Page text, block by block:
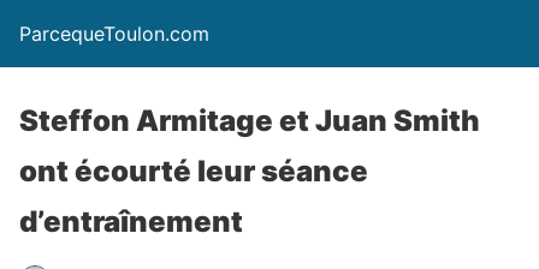
ParcequeToulon.com
Steffon Armitage et Juan Smith
ont écourté leur séance
d’entraînement